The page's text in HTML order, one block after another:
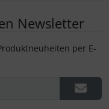
Newsletter
per E-